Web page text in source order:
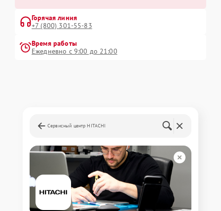
Горячая линия
+7 (800) 301-55-83
Время работы
Ежедневно с 9:00 до 21:00
Сервисный центр HITACHI